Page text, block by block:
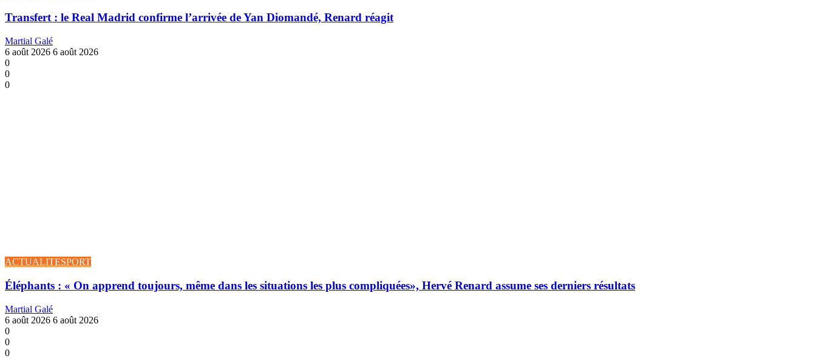
Transfert : le Real Madrid confirme l’arrivée de Yan Diomandé, Renard réagit
Martial Galé
6 août 2026 6 août 2026
0
0
0
ACTUALITESPORT
Éléphants : « On apprend toujours, même dans les situations les plus compliquées», Hervé Renard assume ses derniers résultats
Martial Galé
6 août 2026 6 août 2026
0
0
0